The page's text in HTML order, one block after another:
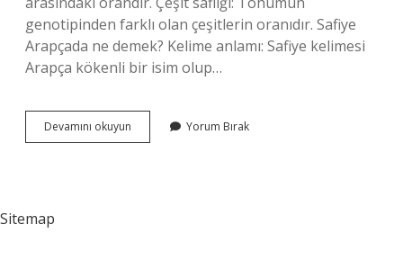
genotipinden farklı olan çeşitlerin oranıdır. Safiye
Arapçada ne demek? Kelime anlamı: Safiye kelimesi
Arapça kökenli bir isim olup…
Devamını okuyun
Ne
Yorum Bırak
Sitemap